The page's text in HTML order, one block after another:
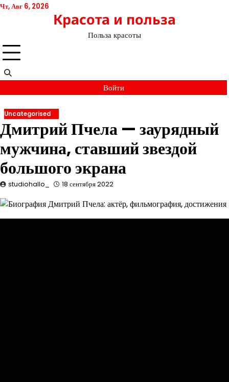
Перейти
Чт, Авг 6, 2026
Красота и польза
Польза красоты
Войти
Uncategorised
Дмитрий Пчела — заурядный
мужчина, ставший звездой
большого экрана
studiohallo_ 18 сентября 2022